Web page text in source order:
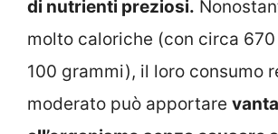
di nutrienti preziosi.
molto caloriche (con circa
100 grammi), il loro consumo
moderato può apportare